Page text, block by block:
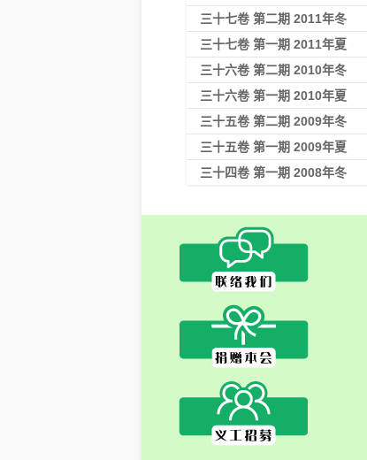
三十七卷 第二期 2011年冬
三十七卷 第一期 2011年夏
三十六卷 第二期 2010年冬
三十六卷 第一期 2010年夏
三十五卷 第二期 2009年冬
三十五卷 第一期 2009年夏
三十四卷 第一期 2008年冬